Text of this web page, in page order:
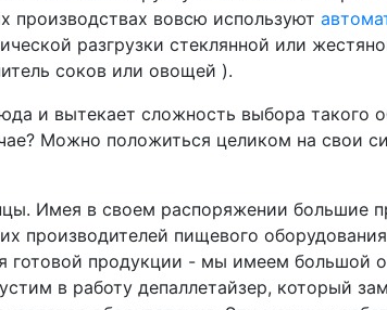
производствах вовсю используют
разгрузки стеклянной или
соков или овощей ).
и вытекает сложность выбора такого
Можно положиться целиком на свои
Имея в своем распоряжении большие
производителей пищевого
готовой продукции - мы имеем большой
в работу депаллетайзер, который